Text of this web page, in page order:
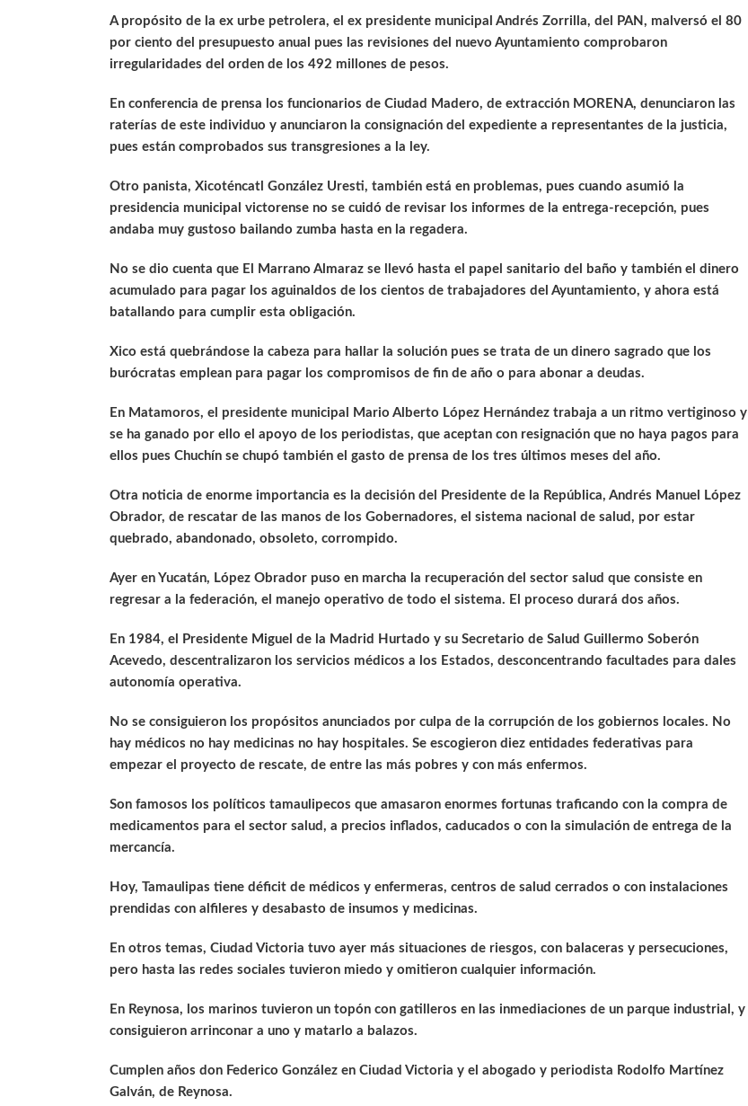
A propósito de la ex urbe petrolera, el ex presidente municipal Andrés Zorrilla, del PAN, malversó el 80
por ciento del presupuesto anual pues las revisiones del nuevo Ayuntamiento comprobaron
irregularidades del orden de los 492 millones de pesos.
En conferencia de prensa los funcionarios de Ciudad Madero, de extracción MORENA, denunciaron las
raterías de este individuo y anunciaron la consignación del expediente a representantes de la justicia,
pues están comprobados sus transgresiones a la ley.
Otro panista, Xicoténcatl González Uresti, también está en problemas, pues cuando asumió la
presidencia municipal victorense no se cuidó de revisar los informes de la entrega-recepción, pues
andaba muy gustoso bailando zumba hasta en la regadera.
No se dio cuenta que El Marrano Almaraz se llevó hasta el papel sanitario del baño y también el dinero
acumulado para pagar los aguinaldos de los cientos de trabajadores del Ayuntamiento, y ahora está
batallando para cumplir esta obligación.
Xico está quebrándose la cabeza para hallar la solución pues se trata de un dinero sagrado que los
burócratas emplean para pagar los compromisos de fin de año o para abonar a deudas.
En Matamoros, el presidente municipal Mario Alberto López Hernández trabaja a un ritmo vertiginoso y
se ha ganado por ello el apoyo de los periodistas, que aceptan con resignación que no haya pagos para
ellos pues Chuchín se chupó también el gasto de prensa de los tres últimos meses del año.
Otra noticia de enorme importancia es la decisión del Presidente de la República, Andrés Manuel López
Obrador, de rescatar de las manos de los Gobernadores, el sistema nacional de salud, por estar
quebrado, abandonado, obsoleto, corrompido.
Ayer en Yucatán, López Obrador puso en marcha la recuperación del sector salud que consiste en
regresar a la federación, el manejo operativo de todo el sistema. El proceso durará dos años.
En 1984, el Presidente Miguel de la Madrid Hurtado y su Secretario de Salud Guillermo Soberón
Acevedo, descentralizaron los servicios médicos a los Estados, desconcentrando facultades para dales
autonomía operativa.
No se consiguieron los propósitos anunciados por culpa de la corrupción de los gobiernos locales. No
hay médicos no hay medicinas no hay hospitales. Se escogieron diez entidades federativas para
empezar el proyecto de rescate, de entre las más pobres y con más enfermos.
Son famosos los políticos tamaulipecos que amasaron enormes fortunas traficando con la compra de
medicamentos para el sector salud, a precios inflados, caducados o con la simulación de entrega de la
mercancía.
Hoy, Tamaulipas tiene déficit de médicos y enfermeras, centros de salud cerrados o con instalaciones
prendidas con alfileres y desabasto de insumos y medicinas.
En otros temas, Ciudad Victoria tuvo ayer más situaciones de riesgos, con balaceras y persecuciones,
pero hasta las redes sociales tuvieron miedo y omitieron cualquier información.
En Reynosa, los marinos tuvieron un topón con gatilleros en las inmediaciones de un parque industrial, y
consiguieron arrinconar a uno y matarlo a balazos.
Cumplen años don Federico González en Ciudad Victoria y el abogado y periodista Rodolfo Martínez
Galván, de Reynosa.